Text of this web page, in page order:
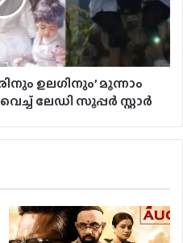
ഉലഗിനും’ മൂന്നാം
ലേഡി സൂപ്പർ സ്റ്റാർ